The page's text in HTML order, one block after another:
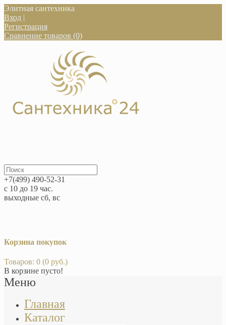
Элитная сантехника
Вход |
Регистрация
Сравнение товаров (0)
+7(499) 490-52-31
с 10 до 19 час.
выходные сб, вс
Корзина покупок
Товаров: 0 (0 руб.)
В корзине пусто!
Меню
Главная
Каталог